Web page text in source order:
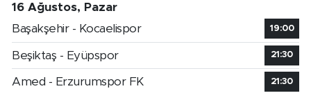
16 Ağustos, Pazar
Başakşehir - Kocaelispor
19:00
Beşiktaş - Eyüpspor 21:30
Amed - Erzurumspor FK 21:30